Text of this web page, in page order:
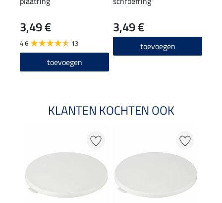
3,49 €
4.6 13
toevoegen
3,49 €
toevoegen
KLANTEN KOCHTEN OOK